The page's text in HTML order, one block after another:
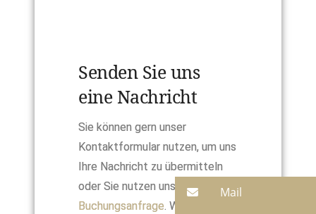
Senden Sie uns
eine Nachricht
Sie können gern unser
Kontaktformular nutzen, um uns
Ihre Nachricht zu übermitteln
oder Sie nutzen unsere
Buchungsanfrage. Wir werden
Mail